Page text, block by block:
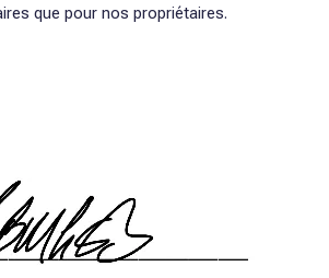
que pour nos propriétaires.